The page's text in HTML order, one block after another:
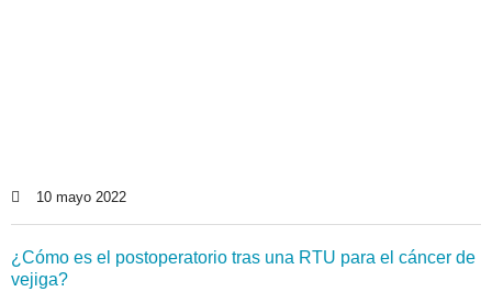
10 mayo 2022
¿Cómo es el postoperatorio tras una RTU para el cáncer de
vejiga?